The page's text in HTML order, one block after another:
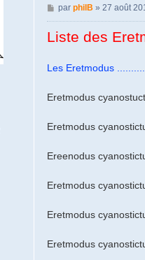
M
e
s
s
g
par philB » 27 août
Liste des
Les Eretmodus
Eretmodus
Eretmodus
Ereenodus
Eretmodus
Eretmodus
Eretmodus